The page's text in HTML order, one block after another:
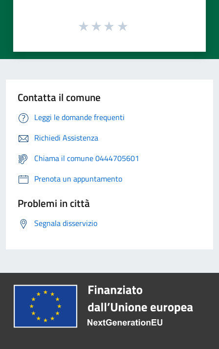
Contatta il comune
Leggi le domande frequenti
Richiedi Assistenza
Chiama il comune 0444705601
Prenota un appuntamento
Problemi in città
Segnala disservizio